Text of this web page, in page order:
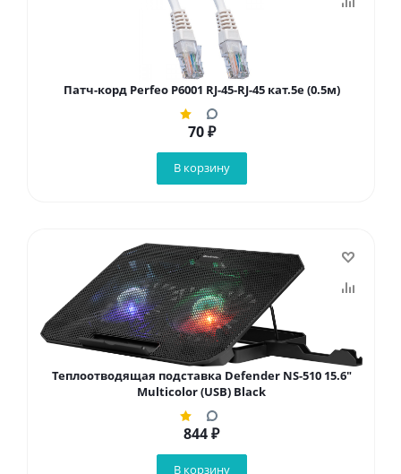
Патч-корд Perfeo P6001 RJ-45-RJ-45 кат.5e (0.5м)
70₽
В корзину
Теплоотводящая подставка Defender NS-510 15.6"
Multicolor (USB) Black
844₽
В корзину